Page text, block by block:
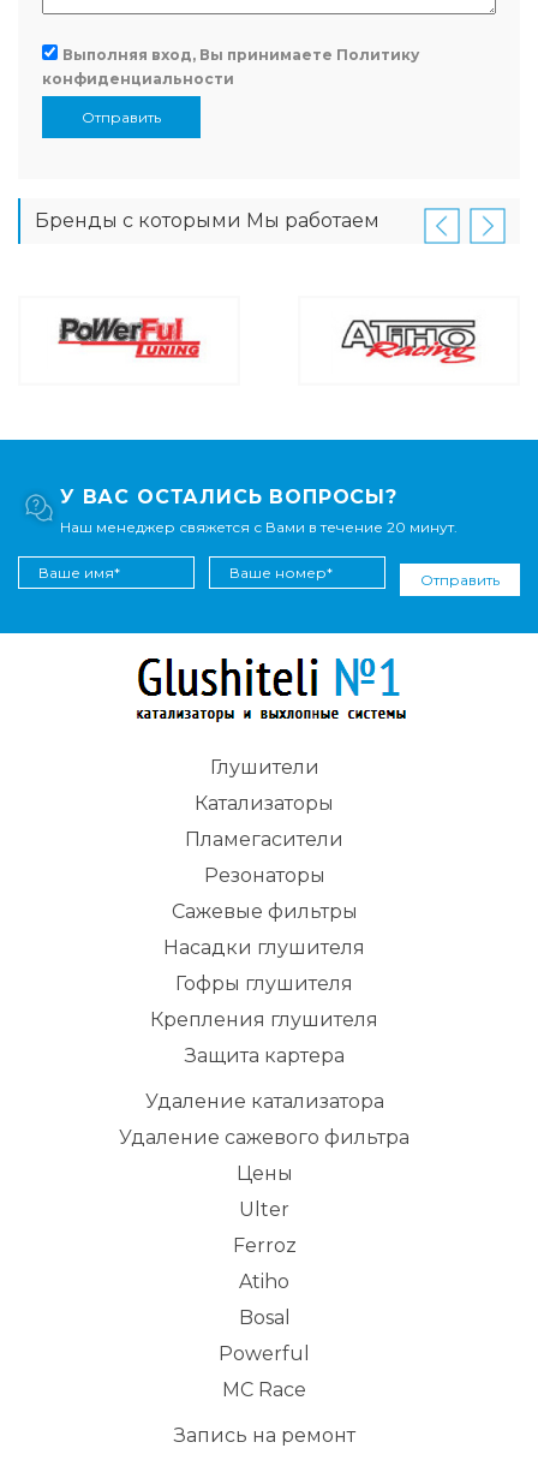
Выполняя вход, Вы принимаете Политику
конфиденциальности
Отправить
Бренды с которыми Мы работаем
У ВАС ОСТАЛИСЬ ВОПРОСЫ?
Наш менеджер свяжется с Вами в течение 20 минут.
Отправить
Глушители
Катализаторы
Пламегасители
Резонаторы
Сажевые фильтры
Насадки глушителя
Гофры глушителя
Крепления глушителя
Защита картера
Удаление катализатора
Удаление сажевого фильтра
Цены
Ulter
Ferroz
Atiho
Bosal
Powerful
MC Race
Запись на ремонт